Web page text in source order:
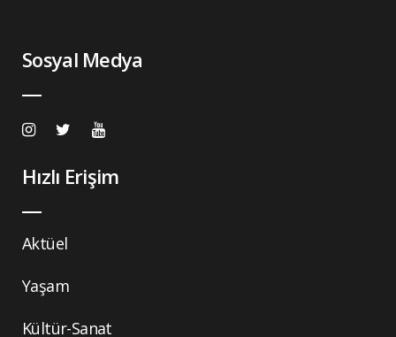
Sosyal Medya
Hızlı Erişim
Aktüel
Yaşam
Kültür-Sanat